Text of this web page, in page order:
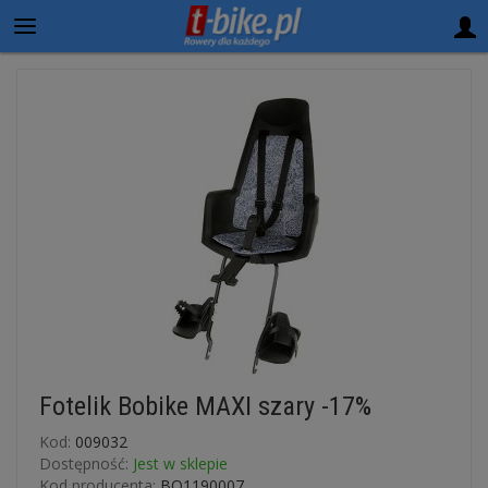
Fotelik Bobike MAXI szary -17%
Kod: 009032
Dostępność: Jest w sklepie